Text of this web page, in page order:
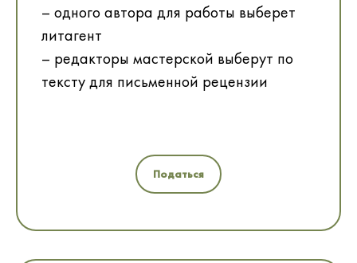
– одного автора для работы выберет
литагент
– редакторы мастерской выберут по
тексту для письменной рецензии
Податься